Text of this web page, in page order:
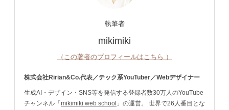
執筆者
mikimiki
（この著者のプロフィールはこちら ）
株式会社Ririan&Co.代表／テック系YouTuber／Webデザイナー
生成AI・デザイン・SNS等を発信する登録者数30万人のYouTube
チャンネル「 mikimiki web school 」の運営。 世界で26人番目とな